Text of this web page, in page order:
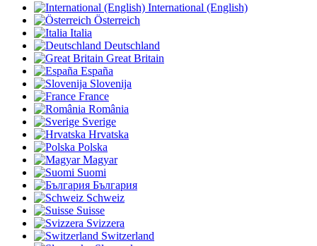
International (English)
Österreich
Italia
Deutschland
Great Britain
España
Slovenija
France
România
Sverige
Hrvatska
Polska
Magyar
Suomi
България
Schweiz
Suisse
Svizzera
Switzerland